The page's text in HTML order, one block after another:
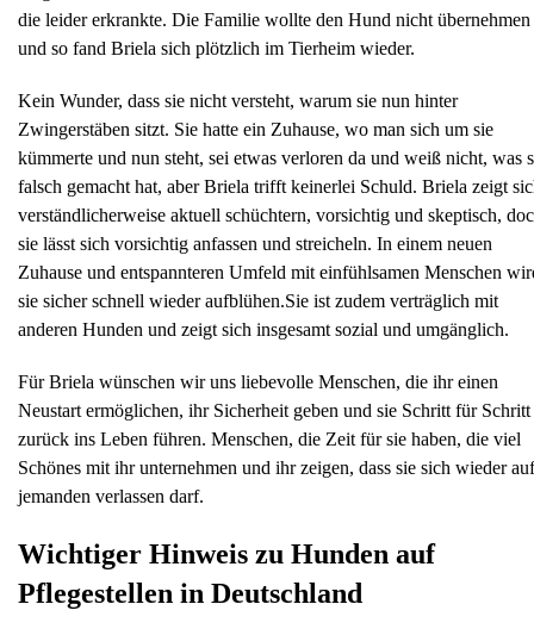
die leider erkrankte. Die Familie wollte den Hund nicht übernehmen
und so fand Briela sich plötzlich im Tierheim wieder.
Kein Wunder, dass sie nicht versteht, warum sie nun hinter
Zwingerstäben sitzt. Sie hatte ein Zuhause, wo man sich um sie
kümmerte und nun steht, sei etwas verloren da und weiß nicht, was
falsch gemacht hat, aber Briela trifft keinerlei Schuld. Briela zeigt
verständlicherweise aktuell schüchtern, vorsichtig und skeptisch,
sie lässt sich vorsichtig anfassen und streicheln. In einem neuen
Zuhause und entspannteren Umfeld mit einfühlsamen Menschen
sie sicher schnell wieder aufblühen.Sie ist zudem verträglich mit
anderen Hunden und zeigt sich insgesamt sozial und umgänglich.
Für Briela wünschen wir uns liebevolle Menschen, die ihr einen
Neustart ermöglichen, ihr Sicherheit geben und sie Schritt für Schritt
zurück ins Leben führen. Menschen, die Zeit für sie haben, die viel
Schönes mit ihr unternehmen und ihr zeigen, dass sie sich wieder auf
jemanden verlassen darf.
Wichtiger Hinweis zu Hunden auf
Pflegestellen in Deutschland